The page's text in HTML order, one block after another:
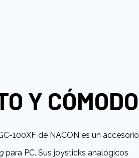
Y CÓMODO
100XF de NACON es un accesorio
para PC. Sus joysticks analógicos